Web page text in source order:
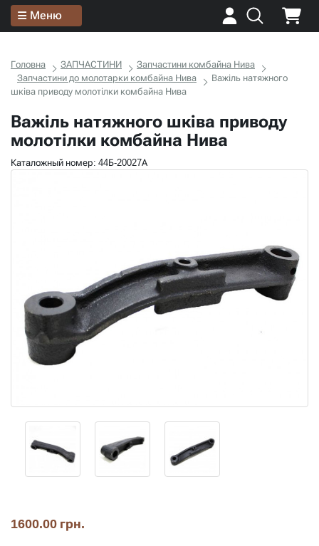
Меню
Головна ЗАПЧАСТИНИ
Запчастини комбайна Нива
Запчастини до молотарки комбайна Нива
Важіль натяжного
шківа приводу молотілки комбайна Нива
Важіль натяжного шківа приводу
молотілки комбайна Нива
Каталожный номер: 44Б-20027А
1600.00 грн.